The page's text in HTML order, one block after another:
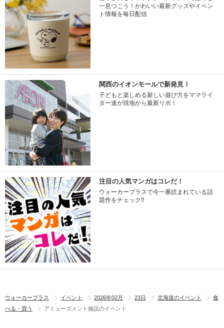
一息つこう！かわいい最新グッズやイベン
ト情報を毎日配信
関西のイオンモールで新発見！
子どもと楽しめる新しい遊び方をママライ
ター達が現地から最新リポ！
注目の人気マンガはコレだ！
ウォーカープラスで今一番読まれている話
題作をチェック!!
ウォーカープラス イベント 2026年02月 23日 北海道のイベント
食
べる・買う
アミューズメント施設のイベント